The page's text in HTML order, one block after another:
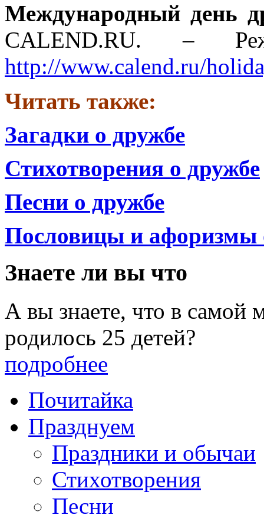
Международный день
CALEND.RU. –
http://www.calend.ru/
Читать также:
Загадки о дружбе
Стихотворения о дружбе
Песни о дружбе
Пословицы и афоризмы
Знаете ли вы что
А вы знаете, что в самой
родилось 25 детей?
подробнее
Почитайка
Празднуем
Праздники и обычаи
Стихотворения
Песни